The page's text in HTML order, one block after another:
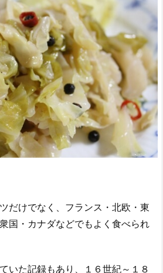
だけでなく、フランス・北欧・東
国・カナダなどでもよく食べられ
いた記録もあり、１６世紀～１８